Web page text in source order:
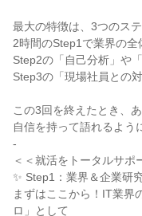
最大の特徴は、3つのス
2時間のStep1で業界の全
Step2の「自己分析」や
Step3の「現場社員との
この3回を終えたとき、
自信を持って語れるよう
-
＜＜就活をトータルサポ
✨️ Step1：業界＆企業研
まずはここから！IT業界
ロ」として